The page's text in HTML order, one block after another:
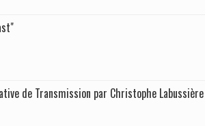
de Transmission par Christophe Labussière